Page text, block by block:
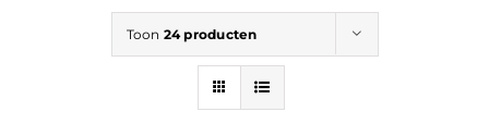
Video ReviewsToon 24 producten